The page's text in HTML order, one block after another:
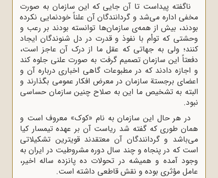
ناگفته پیداست تا آن جایی که این سازمان به صورت
مخفی اداره می‌شد و گردانندگان آن علناً خودنمایی نکرده
بودند، بیش از همه‌ی سازمان‌ها توانسته بودند بر رعب و
وحشتی که توأم با نفوذ و قدرت در دل شنوندگان ایجاد
کنند؛ ولی به جهاتی که عقل ما از درک آن عاجز است،
دفعتاً این سازمان تصمیم گرفت به صورت علنی جلوه کند
و اجازه دادند که در مطبوعات گاهی اخباری درباره آن و
اعضای برجستة سازمان در معرض افکار عمومی بگذارند و
البته به تشخیص ما این به صلاح چنین سازمان حساسی
نبود.
در هر حال این سازمان به نام «کوک» معروف است و
همان طوری که گفته شد ریاست آن بر عهده تیمسار کیا
می‌باشد و گردانندگان آن معتقدند قویترین تشکیلاتی
است که در پنجاه و چند سال دوره مشروطیت در ایران به
وجود آمده و همیشه در تحولات ده پانزده ساله اخیر،
عامل مؤثری بوده و نقش قاطعی داشته است.